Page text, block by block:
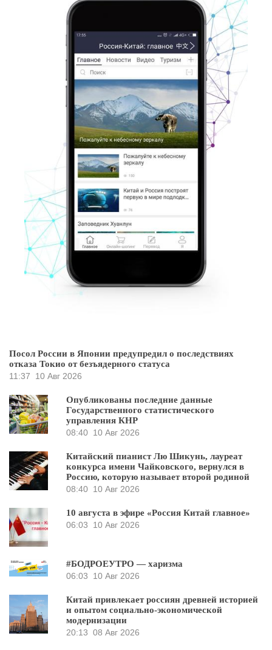
Посол России в Японии предупредил о последствиях
отказа Токио от безъядерного статуса
11:37
10 Авг 2026
Опубликованы последние данные
Государственного статистического
управления КНР
08:40 10 Авг 2026
Китайский пианист Лю Шикунь, лауреат
конкурса имени Чайковского, вернулся в
Россию, которую называет второй родиной
08:40 10 Авг 2026
10 августа в эфире «Россия Китай главное»
06:03
10 Авг 2026
#БОДРОЕУТРО — харизма
06:03
10 Авг 2026
Китай привлекает россиян древней историей
и опытом социально-экономической
модернизации
20:13 08 Авг 2026